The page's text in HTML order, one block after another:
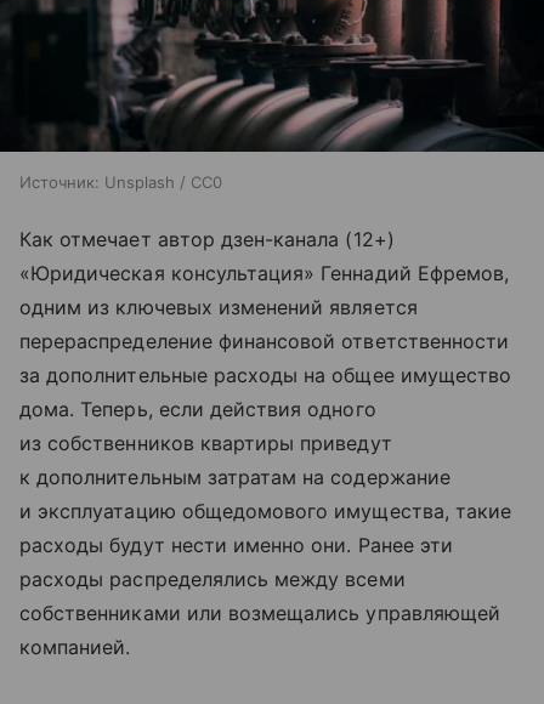
Источник: Unsplash / CC0
Как отмечает автор дзен-канала (12+)
«Юридическая консультация» Геннадий Ефремов,
одним из ключевых изменений является
перераспределение финансовой ответственности
за дополнительные расходы на общее имущество
дома. Теперь, если действия одного
из собственников квартиры приведут
к дополнительным затратам на содержание
и эксплуатацию общедомового имущества, такие
расходы будут нести именно они. Ранее эти
расходы распределялись между всеми
собственниками или возмещались управляющей
компанией.